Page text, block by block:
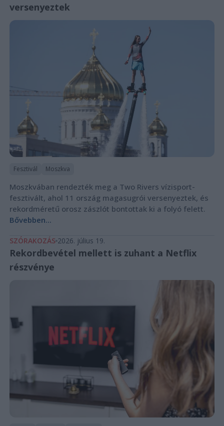
versenyeztek
Fesztivál Moszkva
Moszkvában rendezték meg a Two Rivers vízisport-
fesztivált, ahol 11 ország magasugrói versenyeztek, és
rekordméretű orosz zászlót bontottak ki a folyó felett.
Bővebben...
SZÓRAKOZÁS 2026. július 19.
Rekordbevétel mellett is zuhant a Netflix
részvénye